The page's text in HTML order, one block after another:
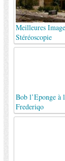
Meilleures
Stéréoscopie
Bob l’Eponge à
Frederiqo